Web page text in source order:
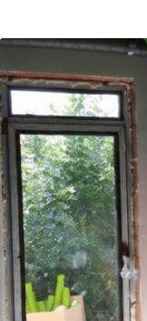
Ugrás
a
navigációhoz
Kilépés
a
tartalomba